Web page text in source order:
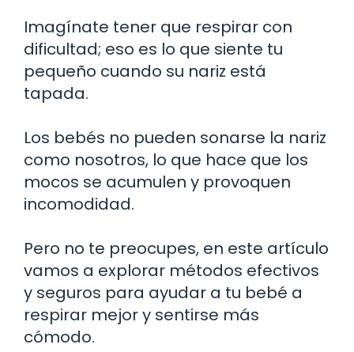
Imagínate tener que respirar con
dificultad; eso es lo que siente tu
pequeño cuando su nariz está
tapada.
Los bebés no pueden sonarse la nariz
como nosotros, lo que hace que los
mocos se acumulen y provoquen
incomodidad.
Pero no te preocupes, en este artículo
vamos a explorar métodos efectivos
y seguros para ayudar a tu bebé a
respirar mejor y sentirse más
cómodo.